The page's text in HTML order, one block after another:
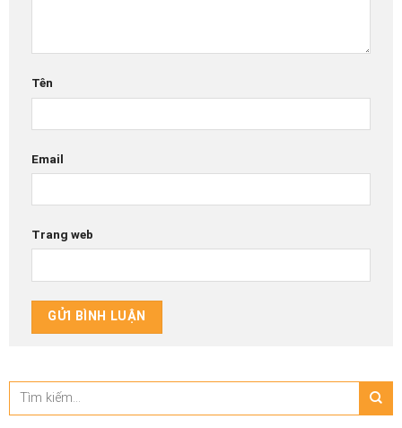
Tên
Email
Trang web
Tìm